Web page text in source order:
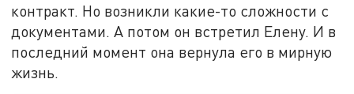
контракт. Но возникли какие-то сложности с
документами. А потом он встретил Елену. И в
последний момент она вернула его в мирную
жизнь.